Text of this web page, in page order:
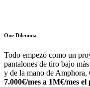
One Dilemma
Todo empezó como un
pantalones de tiro bajo
y de la mano de Amphora,
7.000€/mes a 1M€/mes